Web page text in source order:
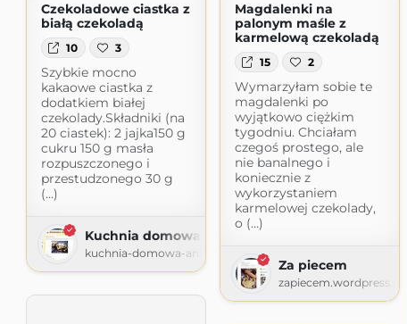
Czekoladowe ciastka z
białą czekoladą
10 3
Szybkie mocno
kakaowe ciastka z
dodatkiem białej
czekolady.Składniki (na
20 ciastek): 2 jajka150 g
cukru 150 g masła
rozpuszczonego i
przestudzonego 30 g
(...)
Kuchnia domowa Ani
kuchnia-domowa-ani.blogspot.com
Magdalenki na
palonym maśle z
karmelową czekoladą
15 2
Wymarzyłam sobie te
magdalenki po
wyjątkowo ciężkim
tygodniu. Chciałam
czegoś prostego, ale
nie banalnego i
koniecznie z
wykorzystaniem
karmelowej czekolady,
o (...)
Za piecem